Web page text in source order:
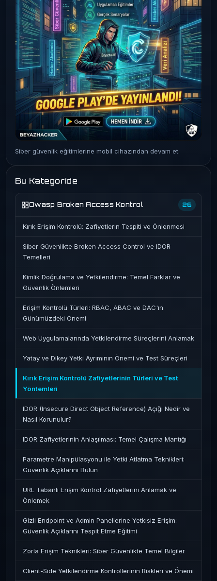
Siber güvenlik eğitimlerine mobil cihazından devam et.
Bu Kategoride
Owasp Broken Access Kontrol 26
Kırık Erişim Kontrolü: Zafiyetlerin Tespiti ve Önlenmesi
Siber Güvenlikte Broken Access Control ve IDOR
Temelleri
Kimlik Doğrulama ve Yetkilendirme: Temel Farklar ve
Güvenlik Önlemleri
Erişim Kontrolü Türleri: RBAC, ABAC ve DAC'ın
Günümüzdeki Önemi
Web Uygulamalarında Yetkilendirme Süreçlerini Anlamak
Yatay ve Dikey Yetki Ayrımının Önemi ve Test Süreçleri
Kırık Erişim Kontrolü Zafiyetlerinin Türleri ve Test
Yöntemleri
IDOR (Insecure Direct Object Reference) Açığı Nedir ve
Nasıl Korunulur?
IDOR Zafiyetlerinin Anlaşılması: Temel Çalışma Mantığı
Parametre Manipülasyonu ile Yetki Atlatma Teknikleri:
Güvenlik Açıklarını Bulun
URL Tabanlı Erişim Kontrol Zafiyetlerini Anlamak ve
Önlemek
Gizli Endpoint ve Admin Panellerine Yetkisiz Erişim:
Güvenlik Açıklarını Tespit Etme Eğitimi
Zorla Erişim Teknikleri: Siber Güvenlikte Temel Bilgiler
Client-Side Yetkilendirme Kontrollerinin Riskleri ve Önemi